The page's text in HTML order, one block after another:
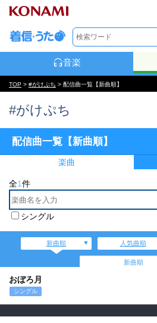
音楽
TOP > #がけぷち > 配信曲一覧【新曲順】
#がけぷち
配信曲一覧【新曲順】
楽曲
全1件
シングル
新曲順 人気曲順
新曲順
おぼろ月
シングル